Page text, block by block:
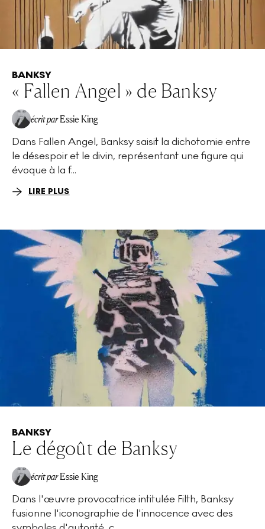
BANKSY
« Fallen Angel » de Banksy
écrit par Essie King
Dans Fallen Angel, Banksy saisit la dichotomie entre
le désespoir et le divin, représentant une figure qui
évoque à la f...
LIRE PLUS
BANKSY
Le dégoût de Banksy
écrit par Essie King
Dans l'œuvre provocatrice intitulée Filth, Banksy
fusionne l'iconographie de l'innocence avec des